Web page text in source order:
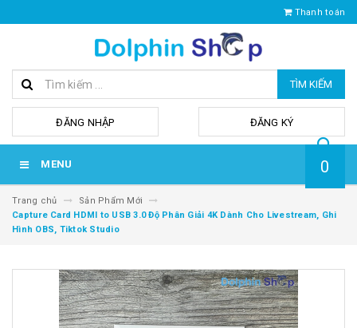
Thanh toán
TÌM KIẾM
ĐĂNG NHẬP ĐĂNG KÝ
MENU 0
Trang chủ
Sản Phẩm Mới
Capture Card HDMI to USB 3.0 Độ Phân Giải 4K Dành Cho Livestream, Ghi
Hình OBS, Tiktok Studio